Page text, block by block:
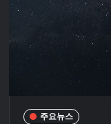
주요뉴스